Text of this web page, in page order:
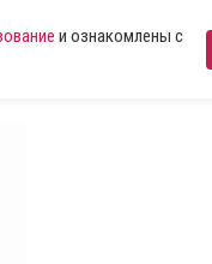
и ознакомлены с